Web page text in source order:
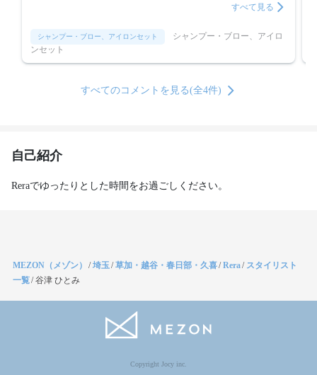
すべて見る
シャンプー・ブロー、アイロンセット
ンセット
すべてのコメントを見る(全4件)
自己紹介
Reraでゆったりとした時間をお過ごしください。
MEZON（メゾン） /埼玉/草加・越谷・春日部・久喜/Rera/ スタイリスト
一覧/谷津 ひとみ
Copyright Jocy inc.